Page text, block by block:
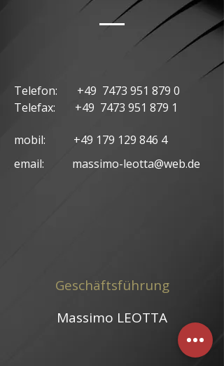
Telefon: +49 7473 951 879 0
​Telefax: +49 7473 951 879 1
mobil: +49 179 129 846 4
email: massimo-leotta@web.de
Geschäftsführung
Massimo LEOTTA